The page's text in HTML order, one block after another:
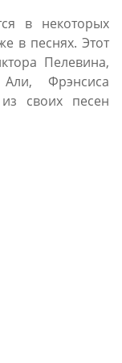
в некоторых
в песнях. Этот
Пелевина,
Фрэнсиса
своих песен